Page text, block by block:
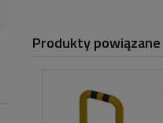
Produkty powiązane